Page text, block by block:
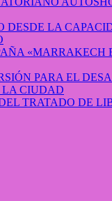
LA CIUDAD
TRATADO DE